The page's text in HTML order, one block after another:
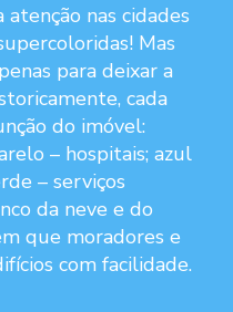
nas cidades
Mas
para deixar a
cada
do imóvel:
– hospitais; azul
– serviços
da neve e do
que moradores e
com facilidade.